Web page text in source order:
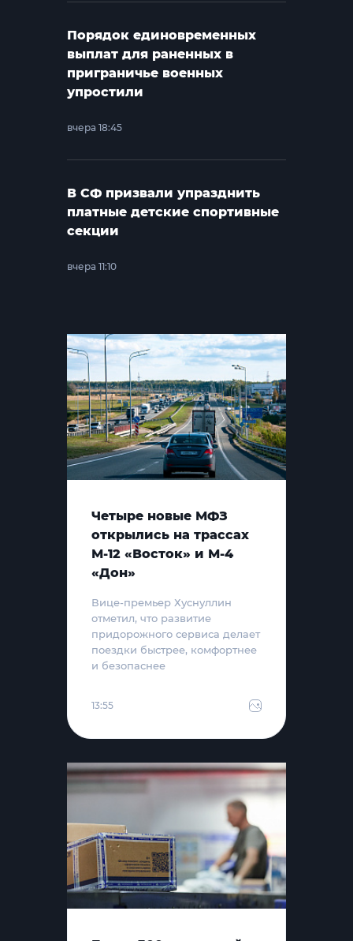
Порядок единовременных
выплат для раненных в
приграничье военных
упростили
вчера 18:45
В СФ призвали упразднить
платные детские спортивные
секции
вчера 11:10
Четыре новые МФЗ
открылись на трассах
М-12 «Восток» и М-4
«Дон»
Вице-премьер Хуснуллин
отметил, что развитие
придорожного сервиса делает
поездки быстрее, комфортнее
и безопаснее
13:55